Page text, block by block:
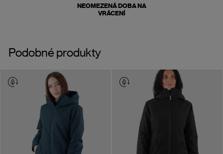
NEOMEZENÁ DOBA NA
VRÁCENÍ
Podobné produkty